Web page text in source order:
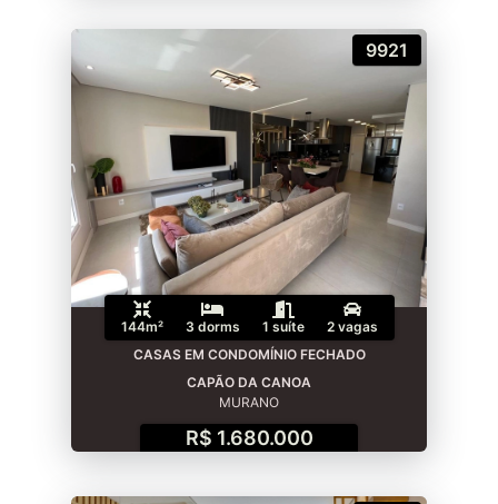
9921
144m² 3 dorms 1 suíte
2 vagas
CASAS EM CONDOMÍNIO FECHADO
CAPÃO DA CANOA
MURANO
R$ 1.680.000